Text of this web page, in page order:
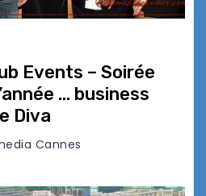
Events – Soirée
… business
Diva
Cannes